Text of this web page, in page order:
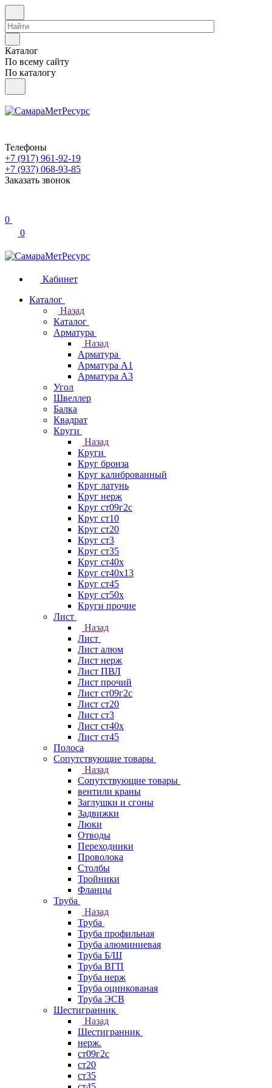
Каталог
По всему сайту
По каталогу
Телефоны
+7 (917) 961-92-19
+7 (937) 068-93-85
Заказать звонок
0
0
Кабинет
Каталог
Назад
Каталог
Арматура
Назад
Арматура
Арматура А1
Арматура А3
Угол
Швеллер
Балка
Квадрат
Круги
Назад
Круги
Круг бронза
Круг калиброванный
Круг латунь
Круг нерж
Круг ст09г2с
Круг ст10
Круг ст20
Круг ст3
Круг ст35
Круг ст40х
Круг ст40х13
Круг ст45
Круг ст50х
Круги прочие
Лист
Назад
Лист
Лист алюм
Лист нерж
Лист ПВЛ
Лист прочий
Лист ст09г2с
Лист ст20
Лист ст3
Лист ст40х
Лист ст45
Полоса
Сопутствующие товары
Назад
Сопутствующие товары
вентили краны
Заглушки и сгоны
Задвижки
Люки
Отводы
Переходники
Проволока
Столбы
Тройники
Фланцы
Труба
Назад
Труба
Труба профильная
Труба алюминиевая
Труба Б/Ш
Труба ВГП
Труба нерж
Труба оцинкованая
Труба ЭСВ
Шестигранник
Назад
Шестигранник
нерж.
ст09г2с
ст20
ст35